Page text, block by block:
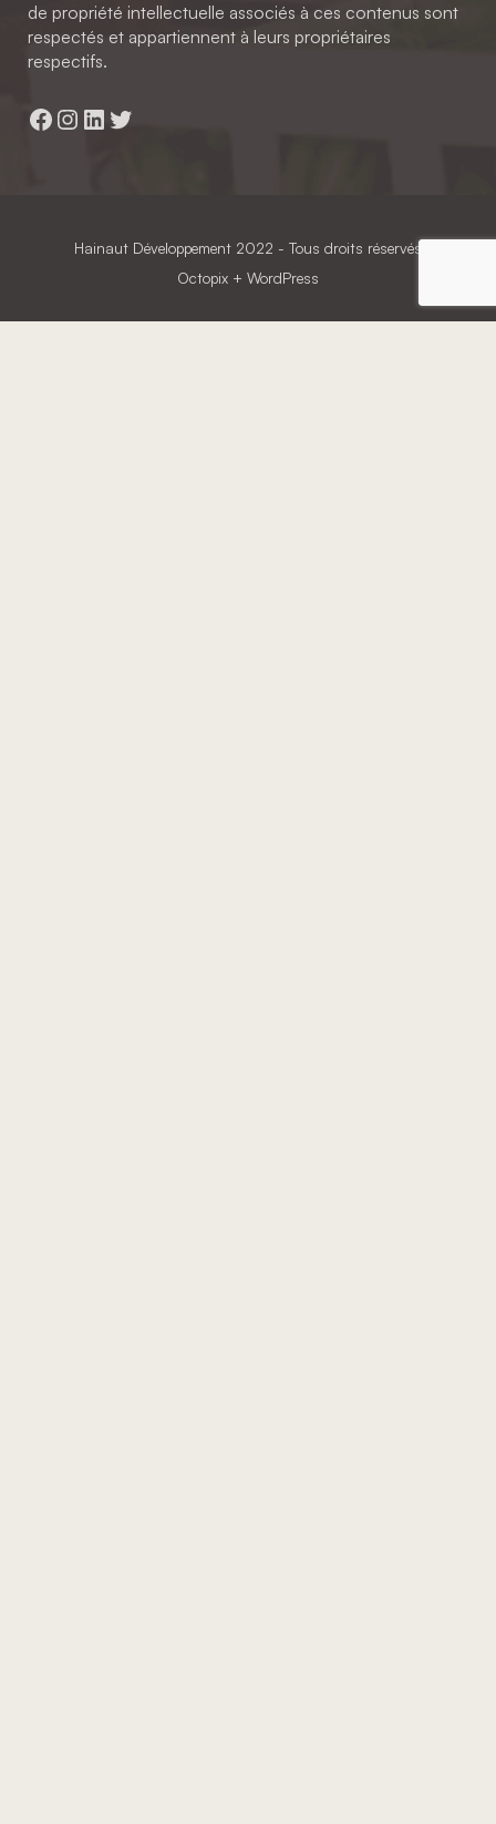
de propriété intellectuelle associés à ces contenus sont
respectés et appartiennent à leurs propriétaires
respectifs.
Facebook
Instagram
LinkedIn
Twitter
Hainaut Développement 2022 - Tous droits réservés
Octopix + WordPress